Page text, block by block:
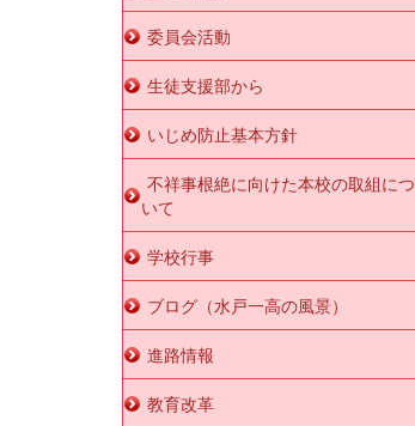
委員会活動
生徒支援部から
いじめ防止基本方針
不祥事根絶に向けた本校の取組につ
いて
学校行事
ブログ（水戸一高の風景）
進路情報
教育改革